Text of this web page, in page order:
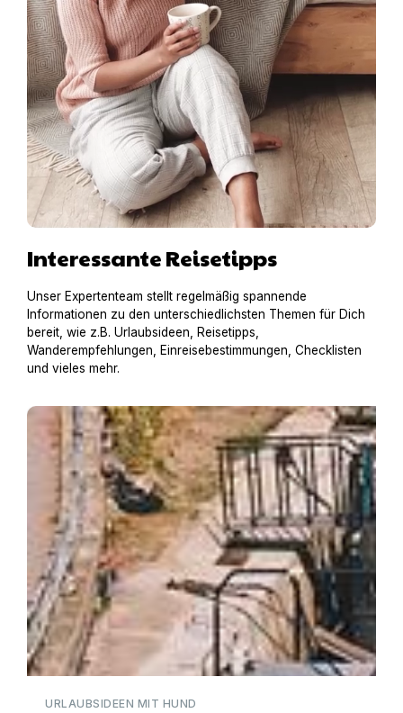
Interessante Reisetipps
Unser Expertenteam stellt regelmäßig spannende
Informationen zu den unterschiedlichsten Themen für Dich
bereit, wie z.B. Urlaubsideen, Reisetipps,
Wanderempfehlungen, Einreisebestimmungen, Checklisten
und vieles mehr.
Hausboot mit Hund
URLAUBSIDEEN MIT HUND